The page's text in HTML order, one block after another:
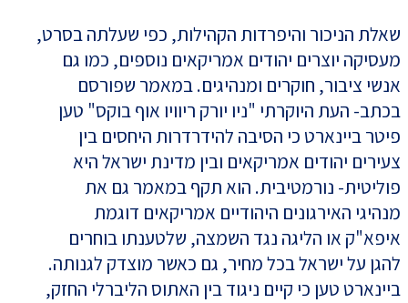
שאלת הניכור והיפרדות הקהילות, כפי שעלתה בסרט,
מעסיקה יוצרים יהודים אמריקאים נוספים, כמו גם
אנשי ציבור, חוקרים ומנהיגים. במאמר שפורסם
בכתב- העת היוקרתי "ניו יורק ריוויו אוף בוקס" טען
פיטר ביינארט כי הסיבה להידרדרות היחסים בין
צעירים יהודים אמריקאים ובין מדינת ישראל היא
פוליטית- נורמטיבית. הוא תקף במאמר גם את
מנהיגי האירגונים היהודיים אמריקאים דוגמת
איפא"ק או הליגה נגד השמצה, שלטענתו בוחרים
להגן על ישראל בכל מחיר, גם כאשר מוצדק לגנותה.
ביינארט טען כי קיים ניגוד בין האתוס הליברלי החזק,